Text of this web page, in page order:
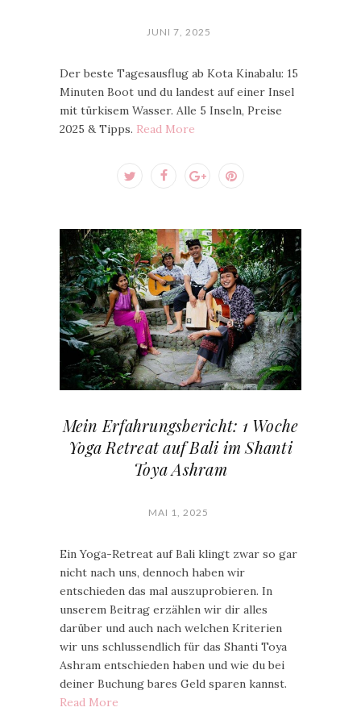
JUNI 7, 2025
Der beste Tagesausflug ab Kota Kinabalu: 15
Minuten Boot und du landest auf einer Insel
mit türkisem Wasser. Alle 5 Inseln, Preise
2025 & Tipps. Read More
Mein Erfahrungsbericht: 1 Woche
Yoga Retreat auf Bali im Shanti
Toya Ashram
MAI 1, 2025
Ein Yoga-Retreat auf Bali klingt zwar so gar
nicht nach uns, dennoch haben wir
entschieden das mal auszuprobieren. In
unserem Beitrag erzählen wir dir alles
darüber und auch nach welchen Kriterien
wir uns schlussendlich für das Shanti Toya
Ashram entschieden haben und wie du bei
deiner Buchung bares Geld sparen kannst.
Read More